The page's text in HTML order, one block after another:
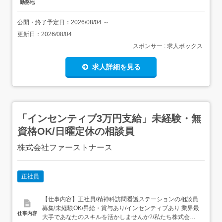
勤務地
公開・終了予定日： 2026/08/04 ～
更新日： 2026/08/04
スポンサー : 求人ボックス
求人詳細を見る
「インセンティブ3万円支給」未経験・無
資格OK/日曜定休の相談員
株式会社ファーストナース
正社員
仕事内容
【仕事内容】正社員/精神科訪問看護ステーションの相談員
募集!未経験OK/昇給・賞与あり/インセンティブあり 業界最
大手であなたのスキルを活かしませんか?/私たち株式会社